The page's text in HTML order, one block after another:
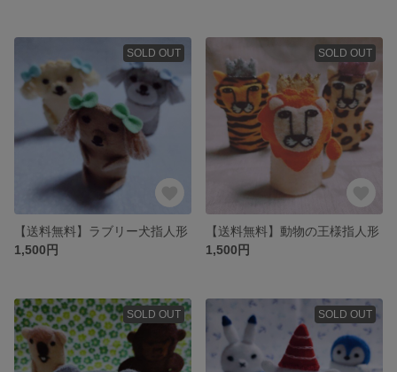
SOLD OUT
【送料無料】ラブリー犬指人形
1,500円
SOLD OUT
【送料無料】動物の王様指人形
1,500円
SOLD OUT SOLD OUT